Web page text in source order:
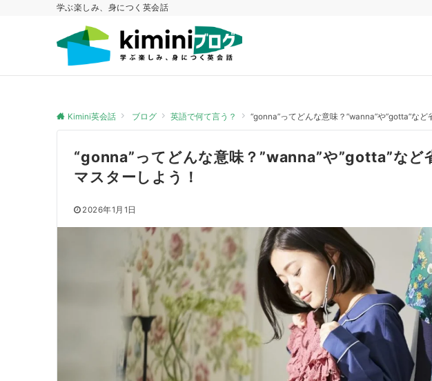
学ぶ楽しみ、身につく英会話
Kimini英会話 ブログ 英語で何て言う？ “gonna”ってどんな意味？”wanna”や”gotta”な
“gonna”ってどんな意味？”wanna”や”gotta”など
マスターしよう！
2026年1月1日